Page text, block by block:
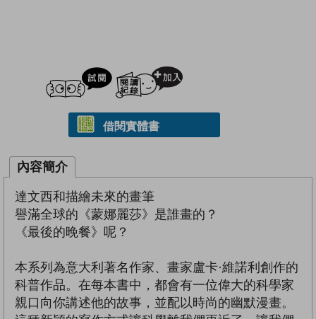
試閲
借閱實體書
內容簡介
達文西和描繪未來的畫筆
譽滿全球的《蒙娜麗莎》是誰畫的？
《最後的晚餐》呢？
本系列為意大利著名作家、畫家盧卡·維諾利創作的
科普作品。在每本書中，都會有一位偉大的科學家
親口向你講述他的故事，並配以時尚的幽默漫畫。